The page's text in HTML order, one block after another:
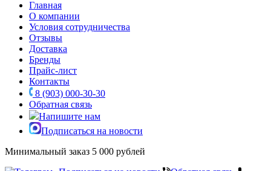
Главная
О компании
Условия сотрудничества
Отзывы
Доставка
Бренды
Прайс-лист
Контакты
8 (903) 000-30-30
Обратная связь
Напишите нам
Подписаться на новости
Минимальный заказ 5 000 рублей